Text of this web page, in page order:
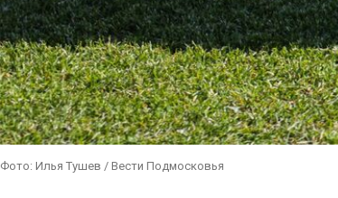
Фото: Илья Тушев / Вести Подмосковья